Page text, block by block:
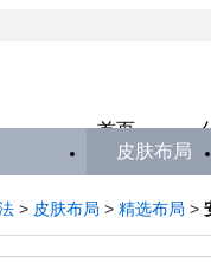
首页
皮肤布局
> 皮肤布局 > 精选布局 >